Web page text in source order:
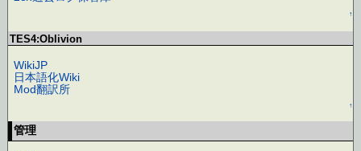
↑
TES4:Oblivion
WikiJP
日本語化Wiki
Mod翻訳所
↑
管理